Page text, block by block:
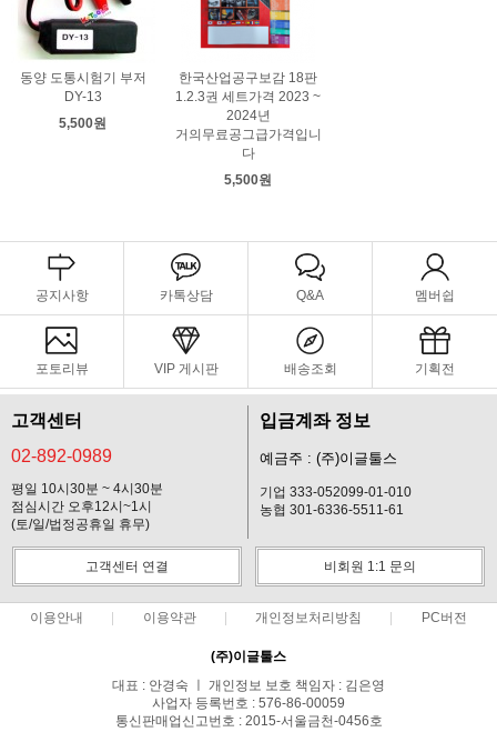
동양 도통시험기 부저
DY-13
5,500원
한국산업공구보감 18판
1.2.3권 세트가격 2023 ~
2024년
거의무료공그급가격입니
다
5,500원
공지사항 카톡상담 Q&A 멤버쉽
포토리뷰 VIP 게시판 배송조회 기획전
고객센터
02-892-0989
평일 10시30분 ~ 4시30분
점심시간 오후12시~1시
(토/일/법정공휴일 휴무)
입금계좌 정보
예금주 : (주)이글툴스
기업 333-052099-01-010
농협 301-6336-5511-61
고객센터 연결 비회원 1:1 문의
이용안내 이용약관 개인정보처리방침 PC버전
(주)이글툴스
대표 : 안경숙 ㅣ 개인정보 보호 책임자 : 김은영
사업자 등록번호 : 576-86-00059
통신판매업신고번호 : 2015-서울금천-0456호